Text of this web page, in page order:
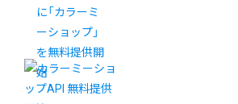
に「カラーミ
ーショップ」
を無料提供開
始